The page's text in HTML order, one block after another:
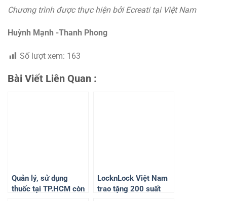
Chương trình được thực hiện bởi Ecreati tại Việt Nam
Huỳnh Mạnh -Thanh Phong
Số lượt xem: 163
Bài Viết Liên Quan :
Quản lý, sử dụng
thuốc tại TP.HCM còn
LocknLock Việt Nam
trao tặng 200 suất